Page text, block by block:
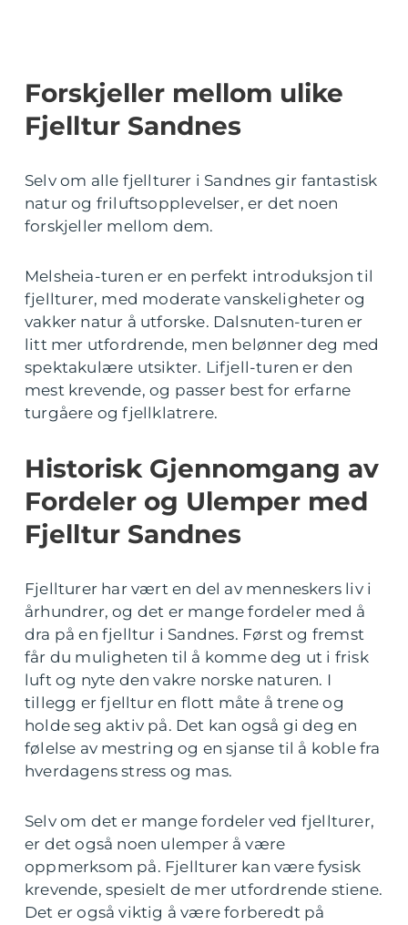
Forskjeller mellom ulike
Fjelltur Sandnes
Selv om alle fjellturer i Sandnes gir fantastisk
natur og friluftsopplevelser, er det noen
forskjeller mellom dem.
Melsheia-turen er en perfekt introduksjon til
fjellturer, med moderate vanskeligheter og
vakker natur å utforske. Dalsnuten-turen er
litt mer utfordrende, men belønner deg med
spektakulære utsikter. Lifjell-turen er den
mest krevende, og passer best for erfarne
turgåere og fjellklatrere.
Historisk Gjennomgang av
Fordeler og Ulemper med
Fjelltur Sandnes
Fjellturer har vært en del av menneskers liv i
århundrer, og det er mange fordeler med å
dra på en fjelltur i Sandnes. Først og fremst
får du muligheten til å komme deg ut i frisk
luft og nyte den vakre norske naturen. I
tillegg er fjelltur en flott måte å trene og
holde seg aktiv på. Det kan også gi deg en
følelse av mestring og en sjanse til å koble fra
hverdagens stress og mas.
Selv om det er mange fordeler ved fjellturer,
er det også noen ulemper å være
oppmerksom på. Fjellturer kan være fysisk
krevende, spesielt de mer utfordrende stiene.
Det er også viktig å være forberedt på